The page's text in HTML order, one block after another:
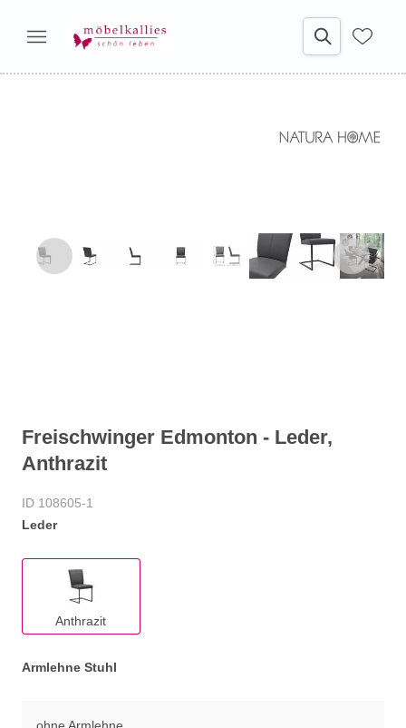
Freischwinger Edmonton - Leder,
Anthrazit
ID 108605-1
Leder
Anthrazit
Armlehne Stuhl